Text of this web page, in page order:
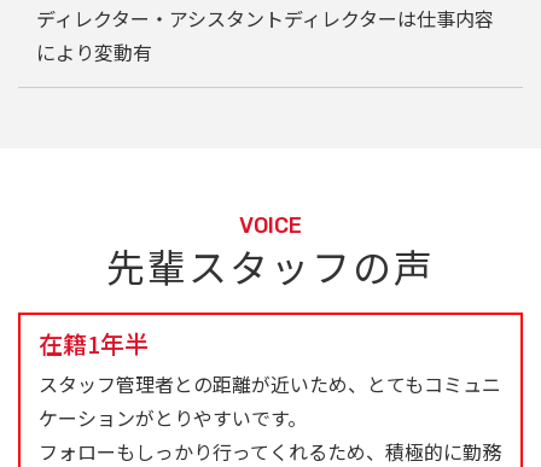
ディレクター・アシスタントディレクターは仕事内容
により変動有
VOICE
先輩スタッフの声
在籍1年半
スタッフ管理者との距離が近いため、とてもコミュニ
ケーションがとりやすいです。
フォローもしっかり行ってくれるため、積極的に勤務